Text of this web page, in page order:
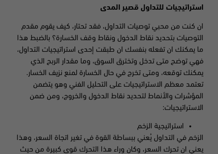
استراتيجيات للتداول قصير المدى
ان كنت من محبي توصيات التداول، فقد تحتار، كيف يقوم مقدم
التوصيات بتحديد نقاط الدخول ونقاط وقف الخسارة؟ بالضبط هذا
ما يمكنك ان تفعله بنفسك ان طبقت إحدى استراتيجيات التداول،
فهي توضح متى تدخل وتخترق السوق، وما مقدار الربح الذي
يمكنك توقعه، ومتى تخرج في حال الخسارة لمنع نزيف الخسار.
تعتمد معظم الاستراتيجيات على التحليل الفني وهو يتضمن
المؤشرات والأنماط لتحديد نقاط الدخول والخروج، ومن ضمن
الاستراتيجيات:
استراتيجية الزخم
الزخم في التداول يُعني ببساطة القوة في تغير اتجاة السعر، وهذا
يعني ان تحرك السعر، وكان وراء هذا التحرك قوى كبيرة من حيث